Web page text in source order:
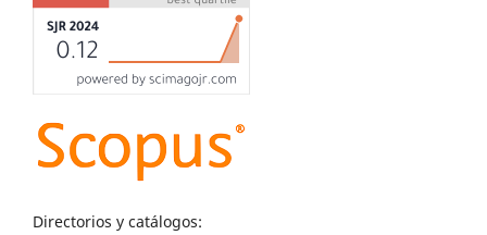
Directorios y catálogos: